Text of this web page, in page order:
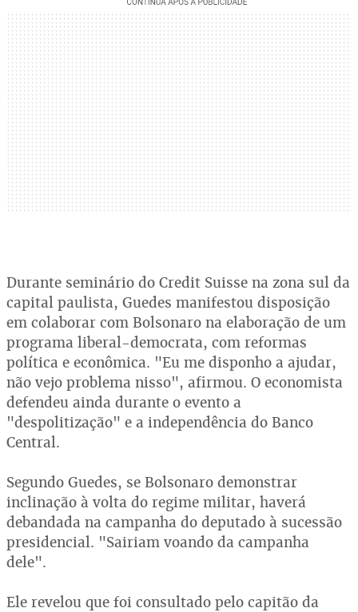
Durante seminário do Credit Suisse na zona sul da
capital paulista, Guedes manifestou disposição
em colaborar com Bolsonaro na elaboração de um
programa liberal-democrata, com reformas
política e econômica. "Eu me disponho a ajudar,
não vejo problema nisso", afirmou. O economista
defendeu ainda durante o evento a
"despolitização" e a independência do Banco
Central.
Segundo Guedes, se Bolsonaro demonstrar
inclinação à volta do regime militar, haverá
debandada na campanha do deputado à sucessão
presidencial. "Sairiam voando da campanha
dele".
Ele revelou que foi consultado pelo capitão da